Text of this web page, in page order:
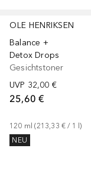
OLE HENRIKSEN
Balance +
Detox Drops
Gesichtstoner
UVP 32,00 €
25,60 €
120 ml (213,33 € / 1 l)
NEU